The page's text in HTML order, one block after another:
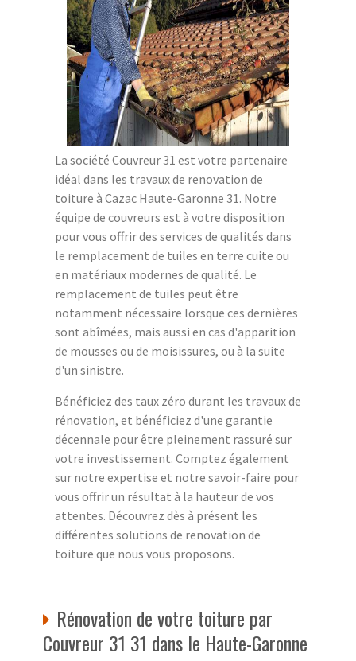
La société Couvreur 31 est votre partenaire
idéal dans les travaux de renovation de
toiture à Cazac Haute-Garonne 31. Notre
équipe de couvreurs est à votre disposition
pour vous offrir des services de qualités dans
le remplacement de tuiles en terre cuite ou
en matériaux modernes de qualité. Le
remplacement de tuiles peut être
notamment nécessaire lorsque ces dernières
sont abîmées, mais aussi en cas d'apparition
de mousses ou de moisissures, ou à la suite
d'un sinistre.
Bénéficiez des taux zéro durant les travaux de
rénovation, et bénéficiez d'une garantie
décennale pour être pleinement rassuré sur
votre investissement. Comptez également
sur notre expertise et notre savoir-faire pour
vous offrir un résultat à la hauteur de vos
attentes. Découvrez dès à présent les
différentes solutions de renovation de
toiture que nous vous proposons.
Rénovation de votre toiture par
Couvreur 31 31 dans le Haute-Garonne